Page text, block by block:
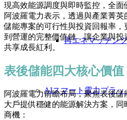
再エネマッチン
AIスマート電力プラッ
現高效能源調度與即時監控，全面
阿波羅電力表示，透過與產業菁
儲能專案的可行性與投資回報率
到營運的完整價值鏈，讓企業與投
共享成長紅利。
表後儲能四大核心價值
阿波羅電力前瞻布局，聚焦表後
大戶提供穩健的能源解決方案，
商機：